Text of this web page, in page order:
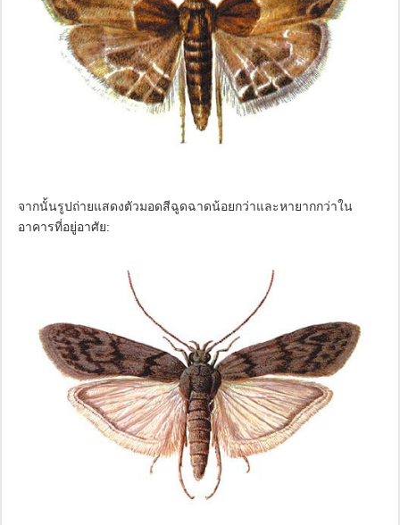
จากนั้นรูปถ่ายแสดงตัวมอดสีฉูดฉาดน้อยกว่าและหายากกว่าใน
อาคารที่อยู่อาศัย: